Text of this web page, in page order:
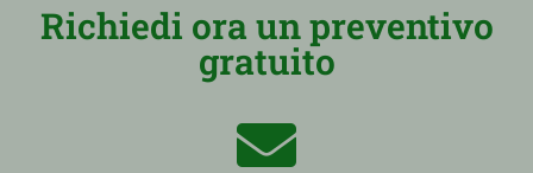
Richiedi ora un preventivo
gratuito